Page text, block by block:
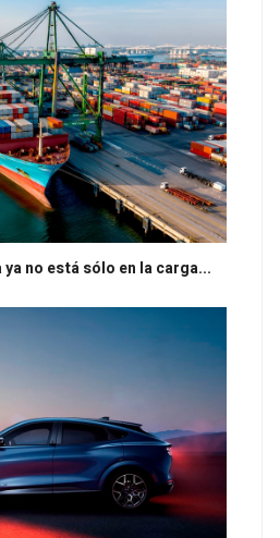
ya no está sólo en la carga...